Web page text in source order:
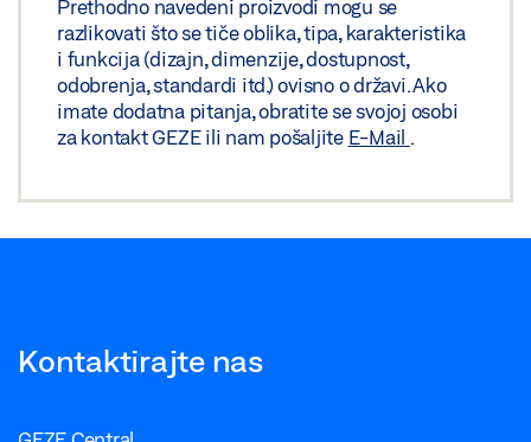
ZAHTJEV ZA OZNAČAVANJE: © GEZE GmbH
OL 90 N/OL 95 PRIKAZ UGRADNJE ZA PRIJELAZ
PRAGA
Prethodno navedeni proizvodi mogu se
razlikovati što se tiče oblika, tipa, karakteristika
i funkcija (dizajn, dimenzije, dostupnost,
odobrenja, standardi itd.) ovisno o državi. Ako
imate dodatna pitanja, obratite se svojoj osobi
za kontakt GEZE ili nam pošaljite E-Mail .
Kontaktirajte nas